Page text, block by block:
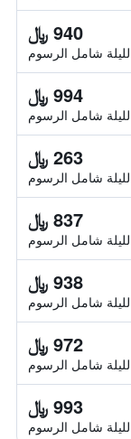
940 ﷼
شامل الرسوم
994 ﷼
شامل الرسوم
263 ﷼
شامل الرسوم
837 ﷼
شامل الرسوم
938 ﷼
شامل الرسوم
972 ﷼
شامل الرسوم
993 ﷼
شامل الرسوم